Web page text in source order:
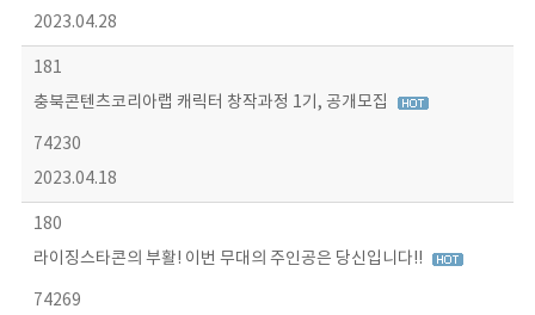
2023.04.28
181
충북콘텐츠코리아랩 캐릭터 창작과정 1기, 공개모집
74230
2023.04.18
180
라이징스타콘의 부활! 이번 무대의 주인공은 당신입니다!!
74269